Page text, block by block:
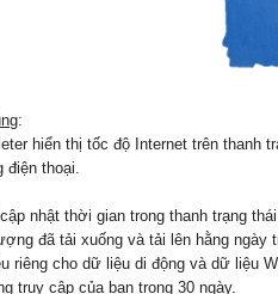
:
hiển thị tốc độ Internet trên thanh
điện thoại.
nhật thời gian trong thanh trạng
đã tải xuống và tải lên hằng ngày
riêng cho dữ liệu di động và dữ liệu
truy cập của bạn trong 30 ngày.